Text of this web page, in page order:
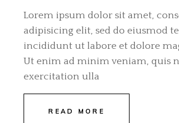
Lorem ipsum dolor sit amet,
adipisicing elit, sed do eiusmod
incididunt ut labore et dolore
Ut enim ad minim veniam, quis
exercitation ulla
READ MORE